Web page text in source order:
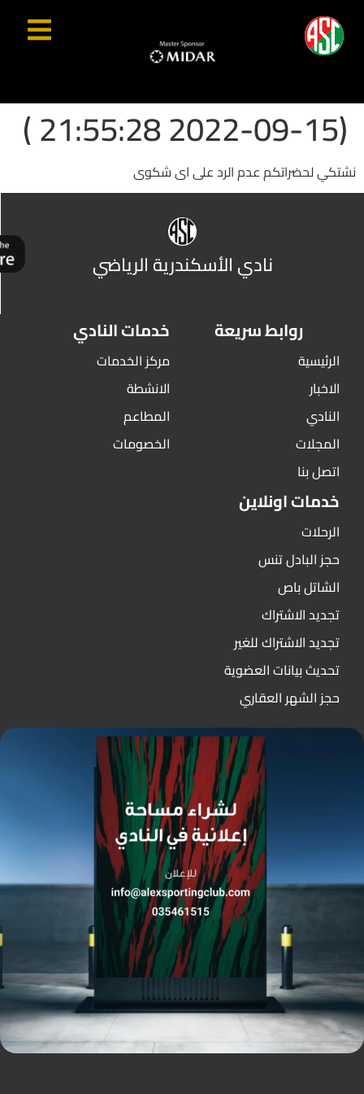
(2022-09-15 21:55:28 )
نشتكي لحضراتكم عدم الرد على اى شكوى
نادي الأسكندرية الرياضي
روابط سريعة
الرئيسية
الاخبار
النادي
المجلات
اتصل بنا
خدمات النادي
مركز الخدمات
الانشطة
المطاعم
الخصومات
خدمات اونلاين
الرحلات
حجز البادل تنس
الشاتل باص
تجديد الاشتراك
تجديد الاشتراك للغير
تحديث بيانات العضوية
حجز الشهر العقاري